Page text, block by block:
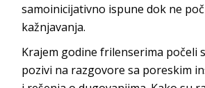
samoinicijativno ispune dok ne
kažnjavanja.
Krajem godine frilenserima počeli
pozivi na razgovore sa poreskim